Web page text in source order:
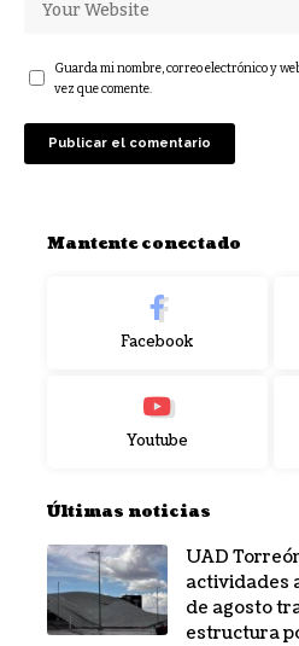
Guarda mi nombre, correo electrónico y
vez que comente.
Mantente conectado
Facebook
Youtube
Últimas noticias
UAD
actividades
de agosto
estructura